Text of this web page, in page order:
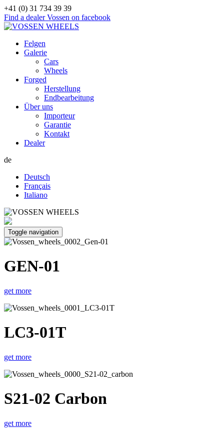
+41 (0) 31 734 39 39
Find a dealerVossen on facebook
Felgen
Galerie
Cars
Wheels
Forged
Herstellung
Endbearbeitung
Über uns
Importeur
Garantie
Kontakt
Dealer
de
Deutsch
Français
Italiano
Toggle navigation
GEN-01
get more
LC3-01T
get more
S21-02 Carbon
get more